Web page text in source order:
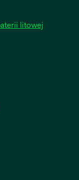
litowej